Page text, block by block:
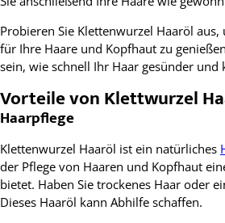
Probieren Sie Klettenwurzel Haaröl
für Ihre Haare und Kopfhaut zu
sein, wie schnell Ihr Haar gesünder und
Vorteile von Klettwurzel
Haarpflege
Klettenwurzel Haaröl ist ein natürliches
der Pflege von Haaren und Kopfhaut
bietet. Haben Sie trockenes Haar oder
Dieses Haaröl kann Abhilfe schaffen.